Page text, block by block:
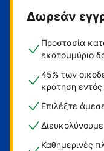
Δωρεάν
Προστασία
εκατομμύριο
45% των
κράτηση
Επιλέξτε
Καθημερινές